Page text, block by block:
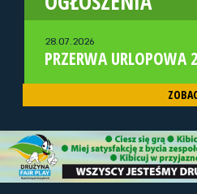
28.07.2026
PRZERWA URLOPOWA